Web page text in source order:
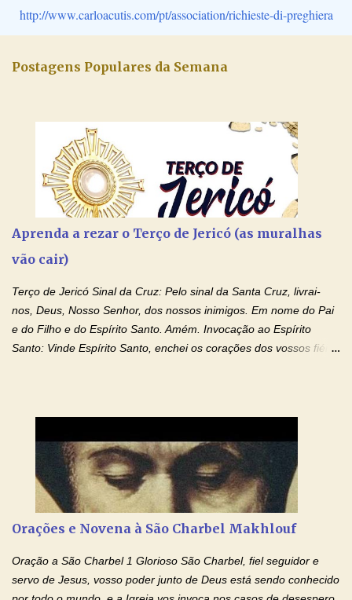
http://www.carloacutis.com/pt/association/richieste-di-preghiera
Postagens Populares da Semana
Aprenda a rezar o Terço de Jericó (as muralhas
vão cair)
Terço de Jericó Sinal da Cruz: Pelo sinal da Santa Cruz, livrai-
nos, Deus, Nosso Senhor, dos nossos inimigos. Em nome do Pai
e do Filho e do Espírito Santo. Amém. Invocação ao Espírito
Santo: Vinde Espírito Santo, enchei os corações dos vossos fiéis
o mesmo Espírito e gozemos sempre da sua consolação. Por
Cristo, Senhor Nosso. Amém. Creio: Creio em Deus Pai Todo-
Poderoso, Criador do céu e da terra; e em Jesus Cristo, seu
único Filho, nosso Senhor; que foi concebido pelo poder do Espí­
foi crucificado, morto e sepultado. Desceu à mansão dos mortos;
ressuscitou ao terceiro dia; subiu aos céus, está sentado à direita
de Deus Pai todo-poderoso, donde há de vir a julgar os v...
Orações e Novena à São Charbel Makhlouf
Oração a São Charbel 1 Glorioso São Charbel, fiel seguidor e
servo de Jesus, vosso poder junto de Deus está sendo conhecido